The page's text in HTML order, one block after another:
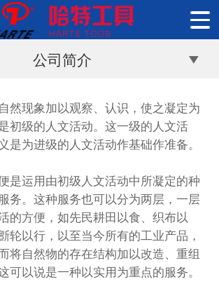
公司简介
然现象加以观察、认识，使之凝定为
初级的人文活动。这一级的人文活
是为进级的人文活动作基础作准备。
是运用由初级人文活动中所凝定的种
务。这种服务也可以分为两层，一层
的方便，如先民耕田以食、织布以
轮以行，以至当今所有的工业产品，
将自然物的存在结构加以改造、重组
可以说是一种以实用为重点的服务。